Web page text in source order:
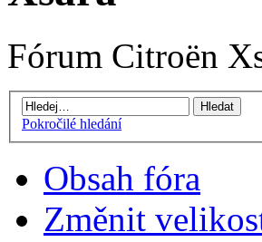
Fórum Citroën
Pokročilé hledání
Obsah fóra
Změnit